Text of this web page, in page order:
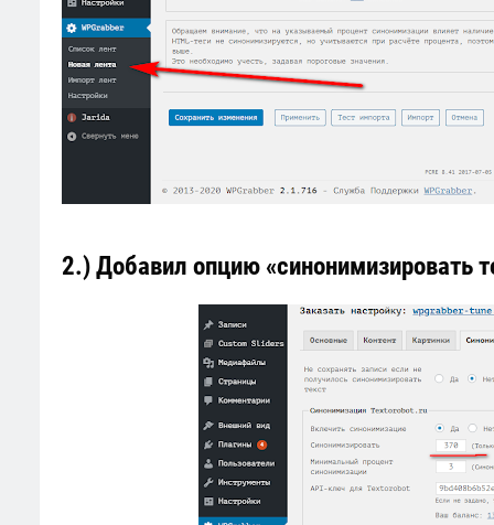
2.) Добавил опцию «синонимизировать